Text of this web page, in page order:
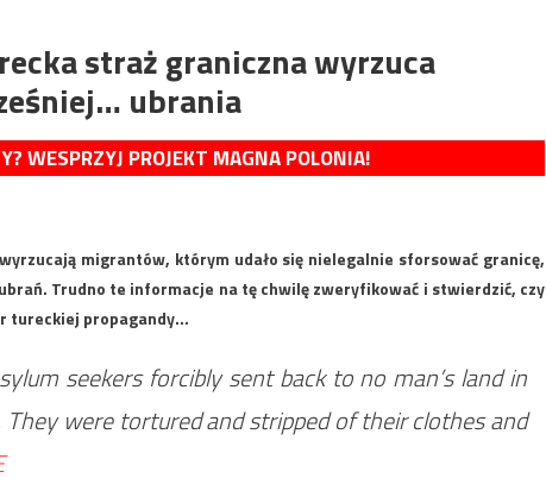
straż graniczna wyrzuca
ubrania
WESPRZYJ PROJEKT MAGNA POLONIA!
migrantów, którym udało się nielegalnie sforsować granicę,
Trudno te informacje na tę chwilę zweryfikować i stwierdzić, czy
tureckiej propagandy…
seekers forcibly sent back to no man’s land in
were tortured and stripped of their clothes and